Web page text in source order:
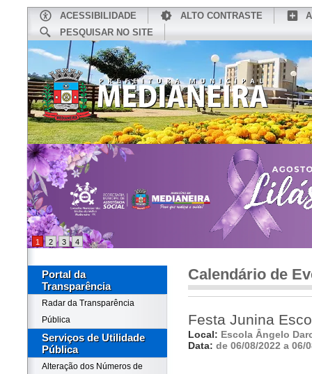
ACESSIBILIDADE ALTO CONTRASTE
PESQUISAR NO SITE
CONHEÇA MEDIANEIRA
1 2 3 4
Portal da
Transparência
Radar da Transparência
Pública
Serviços de Utilidade
Pública
Alteração dos Números de
Calendário de
Festa Junina
Local: Escola Ângelo
Data: de 06/08/2022 a 06/